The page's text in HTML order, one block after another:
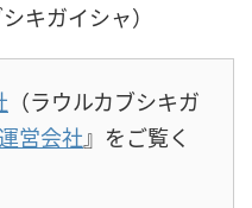
キガイシャ）
（ラウルカブシキガ
営会社』をご覧く